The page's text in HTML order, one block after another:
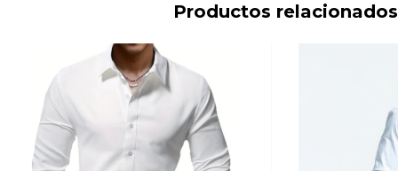
Productos relacionados